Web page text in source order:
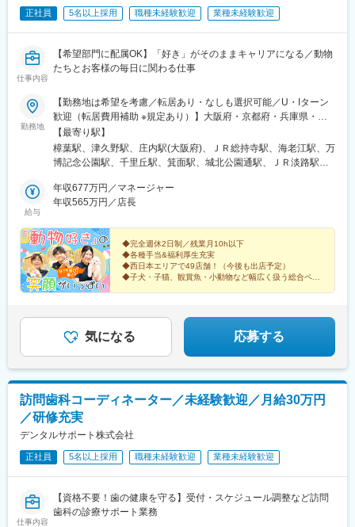
正社員 5名以上採用 職種未経験歓迎 業種未経験歓迎
仕事内容
【希望部門に配属OK】「好き」がそのままキャリアになる／動物
たちとお客様の毎日に関わる仕事
勤務地
【勤務地は希望を考慮／転居あり・なしも選択可能／U・Iターン
歓迎（転居費用補助 ※規定あり）】大阪府・京都府・兵庫県・奈
良県・和歌山県・愛知県・徳島県・高知県・香川県・愛媛県・広
島県・鳥取県・島根県・福岡県の直営店舗◎現在、愛知県・鳥取
県・中国地方エリアを積極採用中です！＜勤務地＞■大阪府／大阪
市・豊中市・枚方市・高槻市■京都府／京都市・八幡市・木津川市
■兵庫県／西宮市・伊丹市・加古川市・明石市・神戸市■奈良県／
市■愛知県／名古屋市・日進市・知多市・江南市■徳島県／板野郡
藍住町■香川県／高松市■愛媛県／今治市・伊予郡松前町■高知県
／高知市■広島県／広島市・福山市・廿日市市 ■鳥取県／鳥取市■
島根県／出雲市・松江市■福岡県／筑紫野市・北九州市◎受動喫煙
対策：分煙※喫煙所あり
【最寄り駅】
樟葉駅、津久野駅、庄内駅(大阪府)、ＪＲ総持寺駅、海老江駅、万
博記念公園駅、千里丘駅、箕面駅、城北公園通駅、ＪＲ淡路駅、
田駅、井原里駅、住之江公園駅、西二見駅、伊丹駅(阪急線)、加古
川駅、春日野道駅(阪神線)、西ノ京駅、大和高田駅、笠縫駅、浮孔
都芸術大学駅、東松江駅(和歌山県)、江南駅(愛知県)、古見駅(愛知
県)、港区役所駅、赤池駅(愛知県)、勝瑞駅、高知駅、伏石駅、古
泉駅、今治駅、道上駅、廿日市市役所前・平良駅、商工センター
入口駅、湖山駅、松江駅、出雲市駅、朝倉街道駅、西小倉駅、野
田駅(阪神線)、公園東口駅、下新庄駅、大小路駅、岩屋駅(兵庫
駅、平和通駅、野田阪神駅、淡路駅、花田口駅、灘駅、草津南
駅、小倉駅(福岡県)
給与
年収677万円／マネージャー
年収565万円／店長
◆完全週休2日制／残業月10h以下
◆各種手当&福利厚生充実
◆西日本エリアで49店舗！（今後も出店予定）
◆子犬・子猫、観賞魚・小動物など幅広く扱う総合ペッ
気になる 応募する
訪問歯科コーディネーター／未経験歓迎／月給30万円
／研修充実
デンタルサポート株式会社
正社員 5名以上採用 職種未経験歓迎 業種未経験歓迎
仕事内容
【資格不要！歯の健康を守る】受付・スケジュール調整など訪問
歯科の診療サポート業務